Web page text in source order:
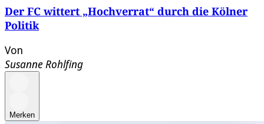
Der FC wittert „Hochverrat“ durch die Kölner
Politik
Von
Susanne Rohlfing
Merken